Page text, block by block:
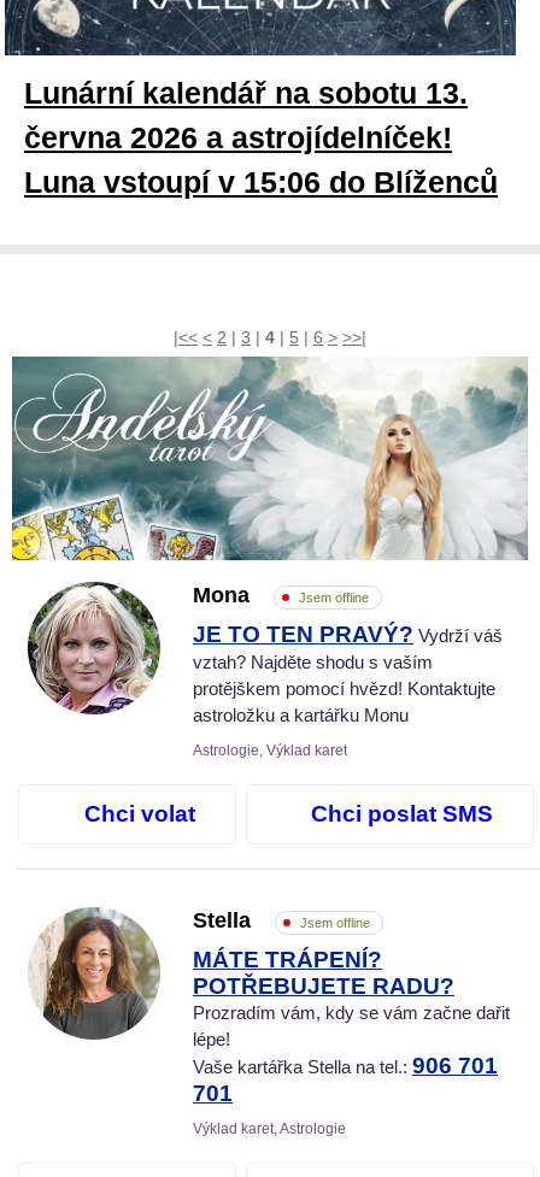
Lunární kalendář na sobotu 13.
června 2026 a astrojídelníček!
Luna vstoupí v 15:06 do Blíženců
|<< < 2 | 3 | 4 | 5 | 6 > >>|
Mona Jsem offline
JE TO TEN PRAVÝ? Vydrží váš
vztah? Najděte shodu s vaším
protějškem pomocí hvězd! Kontaktujte
astroložku a kartářku Monu
Astrologie, Výklad karet
Chci volat Chci poslat SMS
Stella Jsem offline
MÁTE TRÁPENÍ?
POTŘEBUJETE RADU?
Prozradím vám, kdy se vám začne dařit
lépe!
Vaše kartářka Stella na tel.: 906 701
701
Výklad karet, Astrologie